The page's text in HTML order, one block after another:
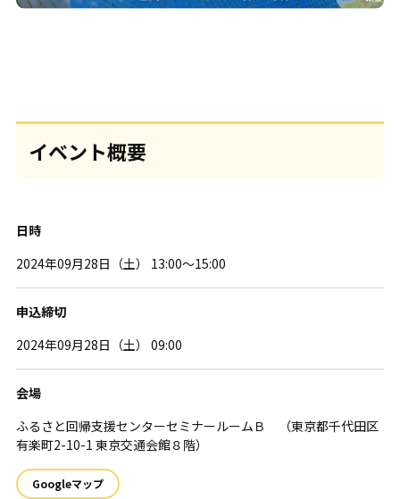
イベント概要
日時
2024年09月28日（土） 13:00～15:00
申込締切
2024年09月28日（土） 09:00
会場
ふるさと回帰支援センターセミナールームＢ （東京都千代田区
有楽町2-10-1 東京交通会館８階）
Googleマップ